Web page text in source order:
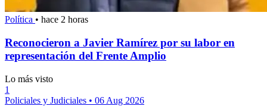
Política • hace 2 horas
Reconocieron a Javier Ramírez por su labor en
representación del Frente Amplio
Lo más visto
1
Policiales y Judiciales • 06 Aug 2026